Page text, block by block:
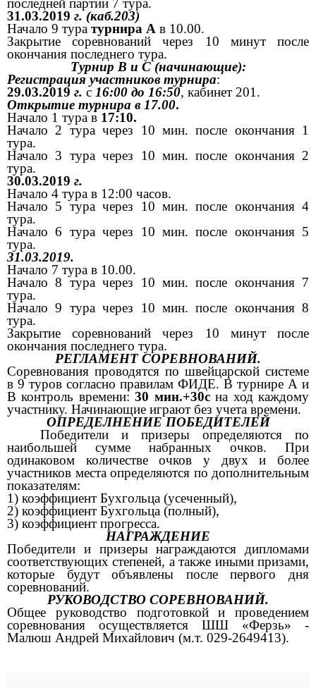
последней партии 7 тура.
31.03.2019 г. (каб.203)
Начало 9 туратурнира А в 10.00.
Закрытие соревнований через 10 минут после
окончания последнего тура.
Турнир В и С (начинающие):
Регистрация участников турнира:
29.03.2019 г. с 16:00 до 16:50, кабинет 201.
Открытие турнира в 17.00.
Начало 1 тура в 17:10.
Начало 2 тура через 10 мин. после окончания 1
тура.
Начало 3 тура через 10 мин. после окончания 2
тура.
30.03.2019 г.
Начало 4 тура в 12:00 часов.
Начало 5 тура через 10 мин. после окончания 4
тура.
Начало 6 тура через 10 мин. после окончания 5
тура.
31.03.2019.
Начало 7 тура в 10.00.
Начало 8 тура через 10 мин. после окончания 7
тура.
Начало 9 тура через 10 мин. после окончания 8
тура.
Закрытие соревнований через 10 минут после
окончания последнего тура.
РЕГЛАМЕНТ СОРЕВНОВАНИЙ.
Соревнования проводятся по швейцарской системе
в 9 туров согласно правилам ФИДЕ.В турнире А и
В контроль времени:30 мин.+30сна ход каждому
участнику. Начинающие играют без учета времени.
ОПРЕДЕЛНЕНИЕ ПОБЕДИТЕЛЕЙ
Победители и призеры определяются по
наибольшей сумме набранных очков. При
одинаковом количестве очков у двух и более
участников места определяются по дополнительным
показателям:
1) коэффициент Бухгольца (усеченный),
2) коэффициент Бухгольца (полный),
3) коэффициент прогресса.
НАГРАЖДЕНИЕ
Победители и призеры награждаются дипломами
соответствующих степеней, а также иными призами,
которые будут объявлены после первого дня
соревнований.
РУКОВОДСТВО СОРЕВНОВАНИЙ.
Общее руководство подготовкой и проведением
соревнования осуществляется ШШ «Ферзь» -
Малюш Андрей Михайлович (м.т. 029-2649413).